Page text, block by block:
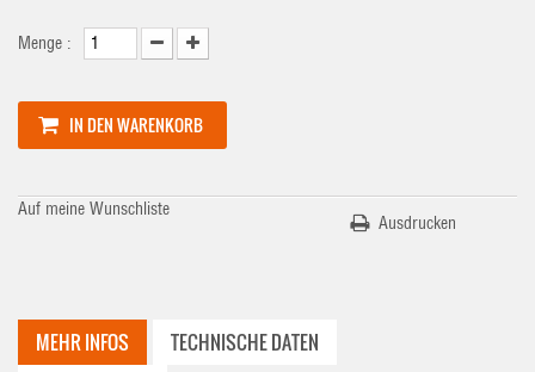
Menge :
IN DEN WARENKORB
Auf meine Wunschliste
Ausdrucken
MEHR INFOS
TECHNISCHE DATEN